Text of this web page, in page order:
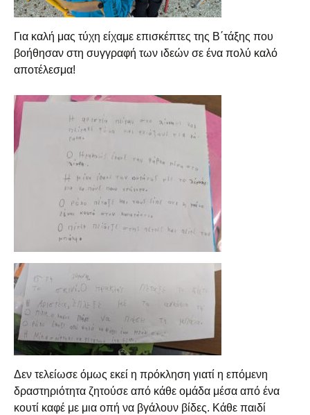
Για καλή μας τύχη είχαμε επισκέπτες της Β΄τάξης που
βοήθησαν στη συγγραφή των ιδεών σε ένα πολύ καλό
αποτέλεσμα!
Δεν τελείωσε όμως εκεί η πρόκληση γιατί η επόμενη
δραστηριότητα ζητούσε από κάθε ομάδα μέσα από ένα
κουτί καφέ με μια οπή να βγάλουν βίδες. Κάθε παιδί